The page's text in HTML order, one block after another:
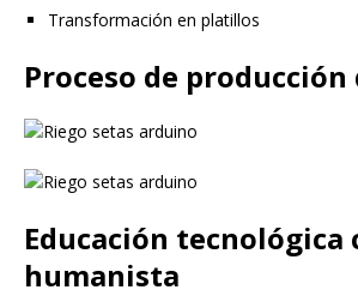
Transformación en platillos
Proceso de producción
Educación tecnológica
humanista